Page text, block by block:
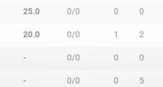
25.0 0/0 0 0
20.0 0/0 1 2
- 0/0 0 0
- 0/0 0 5